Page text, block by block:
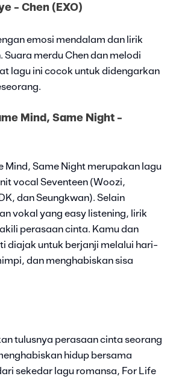
- Chen (EXO)
emosi mendalam dan lirik
Suara merdu Chen dan melodi
lagu ini cocok untuk didengarkan
Mind, Same Night -
Mind, Same Night merupakan lagu
vocal Seventeen (Woozi,
dan Seungkwan). Selain
vokal yang easy listening, lirik
perasaan cinta. Kamu dan
diajak untuk berjanji melalui hari-
dan menghabiskan sisa
tulusnya perasaan cinta seorang
hidup bersama
sekedar lagu romansa, For Life